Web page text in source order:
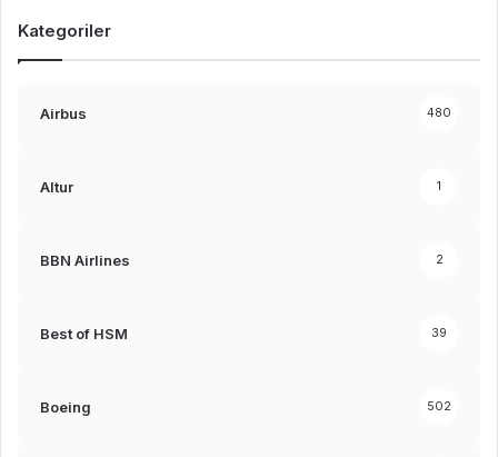
Kategoriler
Airbus 480
Altur 1
BBN Airlines 2
Best of HSM 39
Boeing 502